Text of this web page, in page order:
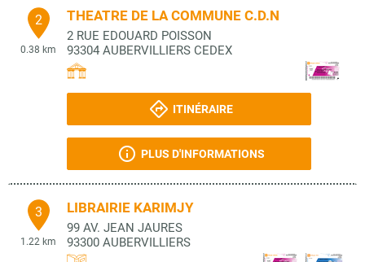
2
0.38 km
THEATRE DE LA COMMUNE C.D.N
2 RUE EDOUARD POISSON
93304 AUBERVILLIERS CEDEX
ITINÉRAIRE
PLUS D'INFORMATIONS
3
1.22 km
LIBRAIRIE KARIMJY
99 AV. JEAN JAURES
93300 AUBERVILLIERS